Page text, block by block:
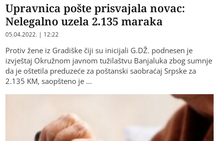
Upravnica pošte prisvajala novac:
Nelegalno uzela 2.135 maraka
05.04.2022. | 12:22
Protiv žene iz Gradiške čiji su inicijali G.DŽ. podnesen je
izvještaj Okružnom javnom tužilaštvu Banjaluka zbog sumnje
da je oštetila preduzeće za poštanski saobraćaj Srpske za
2.135 KM, saopšteno je …